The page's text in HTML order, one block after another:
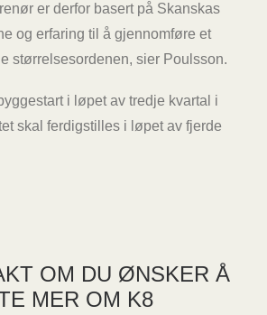
er derfor basert på Skanskas
og erfaring til å gjennomføre et
størrelsesordenen, sier Poulsson.
i løpet av tredje kvartal i
skal ferdigstilles i løpet av fjerde
OM DU ØNSKER Å
MER OM K8